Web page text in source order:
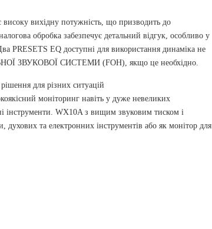
вихідну потужність, що призводить до
обробка забезпечує детальний відгук, особливо у
PRESETS EQ доступні для використання динаміка не
ЗВУКОВОЇ СИСТЕМИ (FOH), якщо це необхідно.
для різних ситуацій
моніторинг навіть у дуже невеликих
інструменти. WX10A з вищим звуковим тиском і
духових та електронних інструментів або як монітор для